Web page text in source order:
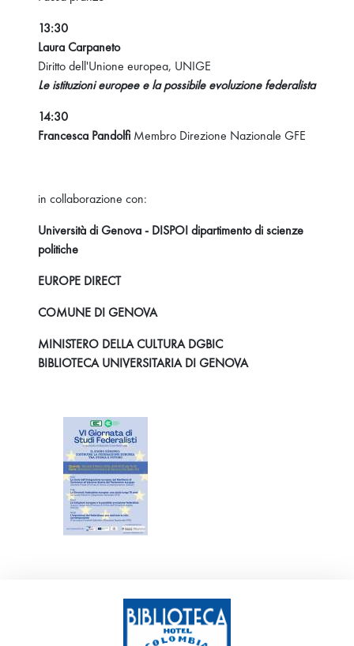
13:30
Laura Carpaneto
Diritto dell'Unione europea, UNIGE
Le istituzioni europee e la possibile evoluzione federalista
14:30
Francesca Pandolfi Membro Direzione Nazionale GFE
in collaborazione con:
Università di Genova - DISPOI dipartimento di scienze
politiche
EUROPE DIRECT
COMUNE DI GENOVA
MINISTERO DELLA CULTURA DGBIC
BIBLIOTECA UNIVERSITARIA DI GENOVA